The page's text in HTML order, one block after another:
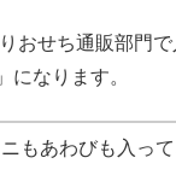
おせち通販部門
」になります。
もあわびも入っ